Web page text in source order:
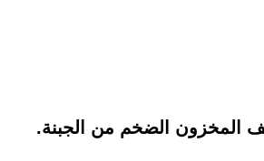
المخزون الضخم من الجبنة.